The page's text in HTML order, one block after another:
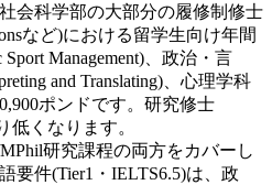
会科学部の大部分の履修制修士
など)における留学生向け年間
Management)、政治・言
and Translating)、心理学科
ポンドです。研究修士
低くなります。
研究課程の両方をカバーし
要件(Tier1・IELTS6.5)は、政